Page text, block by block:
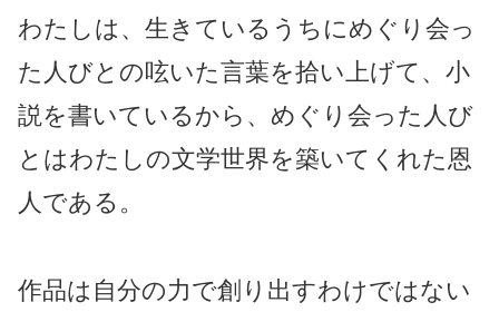
わたしは、生きているうちにめぐり会っ
た人びとの呟いた言葉を拾い上げて、小
説を書いているから、めぐり会った人び
とはわたしの文学世界を築いてくれた恩
人である。
作品は自分の力で創り出すわけではない